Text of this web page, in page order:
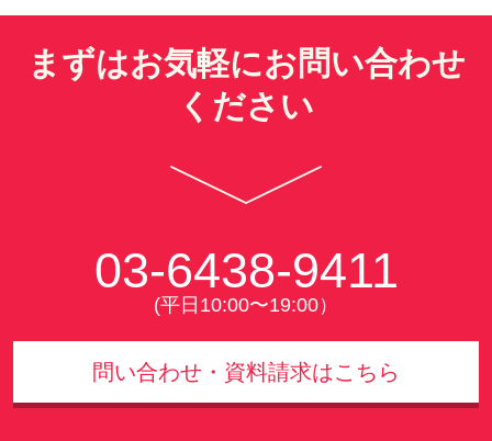
まずはお気軽にお問い合わせ
ください
03-6438-9411
(平日10:00〜19:00）
問い合わせ・資料請求はこちら